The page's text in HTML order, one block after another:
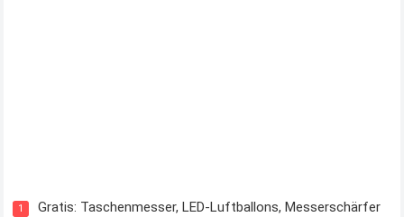
1
Gratis: Taschenmesser, LED-Luftballons, Messerschärfer